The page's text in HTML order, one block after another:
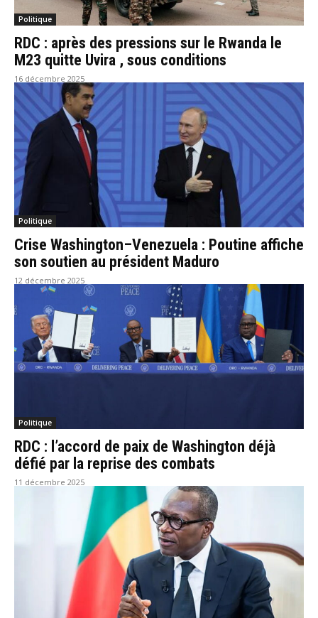
Politique
RDC : après des pressions sur le Rwanda le
M23 quitte Uvira , sous conditions
16 décembre 2025
Politique
Crise Washington–Venezuela : Poutine affiche
son soutien au président Maduro
12 décembre 2025
Politique
RDC : l’accord de paix de Washington déjà
défié par la reprise des combats
11 décembre 2025